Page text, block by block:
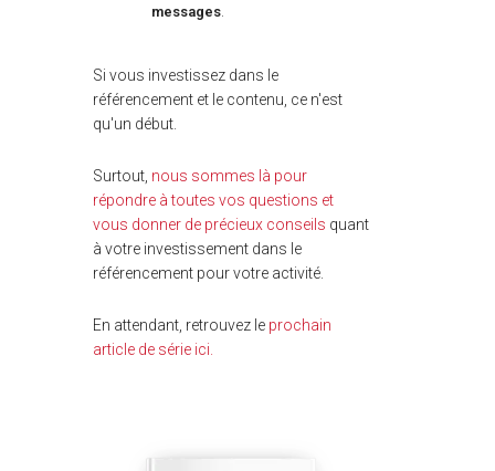
messages
Si vous investissez dans le
référencement et le contenu, ce n'est
qu'un début.
Surtout, nous sommes là pour
répondre à toutes vos questions et
vous donner de précieux conseils quant
à votre investissement dans le
référencement pour votre activité.
En attendant, retrouvez le prochain
article de série ici.